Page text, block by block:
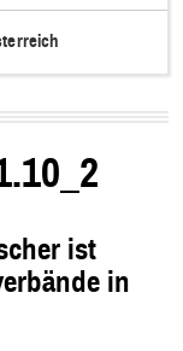
ist
in